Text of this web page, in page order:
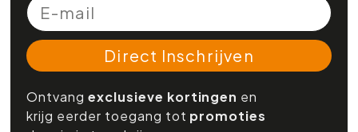
Direct Inschrijven
Ontvangexclusieve kortingen en
krijg eerder toegang tot promoties